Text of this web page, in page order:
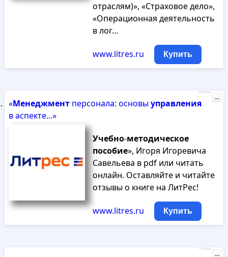
отраслям)», «Страховое дело»,
«Операционная деятельность
в лог…
www.litres.ru Купить
«Менеджментперсонала: основыуправления
в аспекте...»
Учебно-методическое
пособие», Игоря Игоревича
Савельева в pdf или читать
онлайн. Оставляйте и читайте
отзывы о книге на ЛитРес!
www.litres.ru Купить
Реклама
...
Реклама
...